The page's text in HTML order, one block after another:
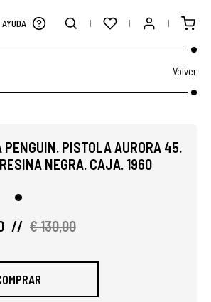
AYUDA
Volver
PENGUIN. PISTOLA AURORA 45.
NEGRA. CAJA. 1960
// € 130,00